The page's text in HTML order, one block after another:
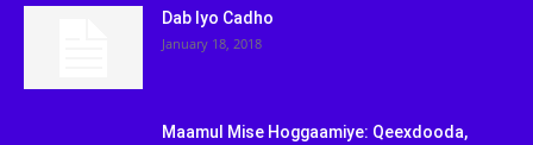
Dab Iyo Cadho
January 18, 2018
Maamul Mise Hoggaamiye: Qeexdooda,